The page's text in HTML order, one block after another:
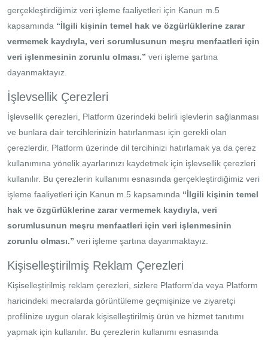
gerçekleştirdiğimiz veri işleme faaliyetleri için Kanun m.5
kapsamında “İlgili kişinin temel hak ve özgürlüklerine zarar
vermemek kaydıyla, veri sorumlusunun meşru menfaatleri için
veri işlenmesinin zorunlu olması.” veri işleme şartına
dayanmaktayız.
İşlevsellik Çerezleri
İşlevsellik çerezleri, Platform üzerindeki belirli işlevlerin sağlanması
ve bunlara dair tercihlerinizin hatırlanması için gerekli olan
çerezlerdir. Platform üzerinde dil tercihinizi hatırlamak ya da çerez
kullanımına yönelik ayarlarınızı kaydetmek için işlevsellik çerezleri
kullanılır. Bu çerezlerin kullanımı esnasında gerçekleştirdiğimiz veri
işleme faaliyetleri için Kanun m.5 kapsamında “İlgili kişinin temel
hak ve özgürlüklerine zarar vermemek kaydıyla, veri
sorumlusunun meşru menfaatleri için veri işlenmesinin
zorunlu olması.” veri işleme şartına dayanmaktayız.
Kişiselleştirilmiş Reklam Çerezleri
Kişiselleştirilmiş reklam çerezleri, sizlere Platform’da veya Platform
haricindeki mecralarda görüntüleme geçmişinize ve ziyaretçi
profilinize uygun olarak kişiselleştirilmiş ürün ve hizmet tanıtımı
yapmak için kullanılır. Bu çerezlerin kullanımı esnasında